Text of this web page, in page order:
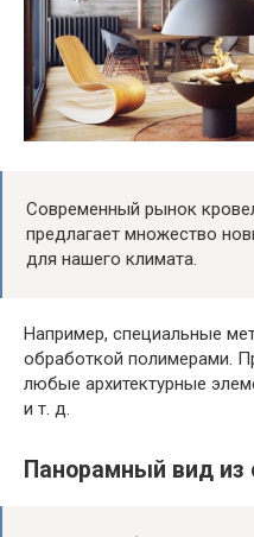
Современный рынок
предлагает множество
для нашего климата.
Например, специальные
обработкой полимерами.
любые архитектурные
и т. д.
Панорамный вид из